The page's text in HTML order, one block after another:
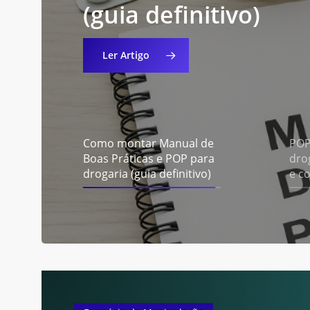
Pressione enter para Pesquisar ou ESC para fechar essa
PráticasePOPpara
(guiadefinitivo)
implementar
Ler Artigo
para fiscalização
2025
Dissolução
Como montar Manual de
Boas Práticas e POP para
drogaria (guia definitivo)
e